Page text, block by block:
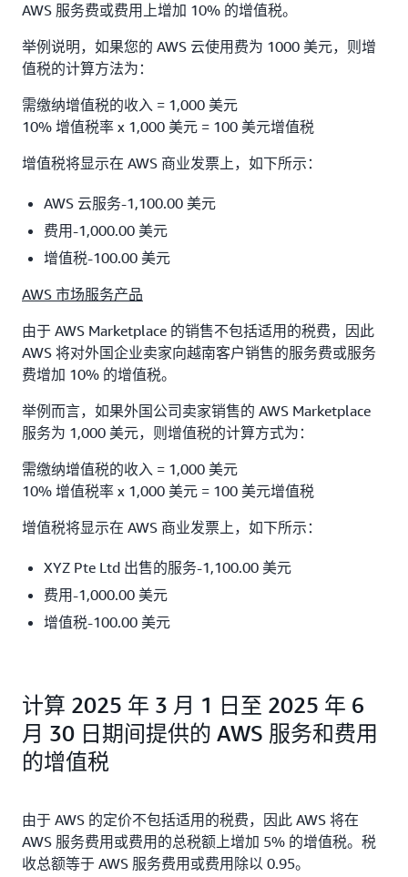
AWS 服务费或费用上增加 10% 的增值税。
举例说明，如果您的 AWS 云使用费为 1000 美元，则增
值税的计算方法为：
需缴纳增值税的收入 = 1,000 美元
10% 增值税率 x 1,000 美元 = 100 美元增值税
增值税将显示在 AWS 商业发票上，如下所示：
AWS 云服务-1,100.00 美元
费用-1,000.00 美元
增值税-100.00 美元
AWS 市场服务产品
由于 AWS Marketplace 的销售不包括适用的税费，因此
AWS 将对外国企业卖家向越南客户销售的服务费或服务
费增加 10% 的增值税。
举例而言，如果外国公司卖家销售的 AWS Marketplace
服务为 1,000 美元，则增值税的计算方式为：
需缴纳增值税的收入 = 1,000 美元
10% 增值税率 x 1,000 美元 = 100 美元增值税
增值税将显示在 AWS 商业发票上，如下所示：
XYZ Pte Ltd 出售的服务-1,100.00 美元
费用-1,000.00 美元
增值税-100.00 美元
计算 2025 年 3 月 1 日至 2025 年 6
月 30 日期间提供的 AWS 服务和费用
的增值税
由于 AWS 的定价不包括适用的税费，因此 AWS 将在
AWS 服务费用或费用的总税额上增加 5% 的增值税。税
收总额等于 AWS 服务费用或费用除以 0.95。